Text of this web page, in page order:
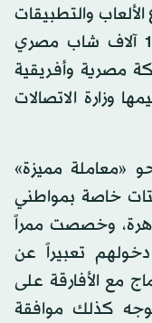
الألعاب والتطبيقات
الرقمية»، لتأهيل وتنمية قدرات 10 آلاف شاب مصري
وتحفيز تأسيس 100 شركة مصرية وأفريقية
وزارة الاتصالات
«معاملة مميزة»
خاصة بمواطني
وخصصت ممراً
تعبيراً عن
مع الأفارقة على
كذلك موافقة